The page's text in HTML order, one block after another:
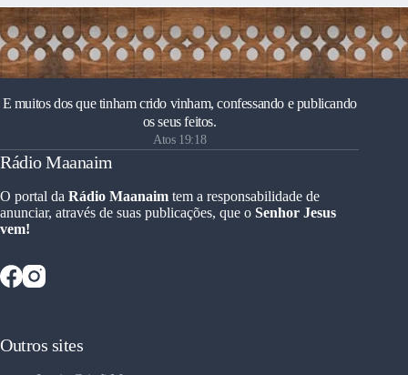
E muitos dos que tinham crido vinham, confessando e publicando
os seus feitos.
Atos 19:18
Rádio Maanaim
O portal da Rádio Maanaim tem a responsabilidade de
anunciar, através de suas publicações, que o Senhor Jesus
vem!
Outros sites